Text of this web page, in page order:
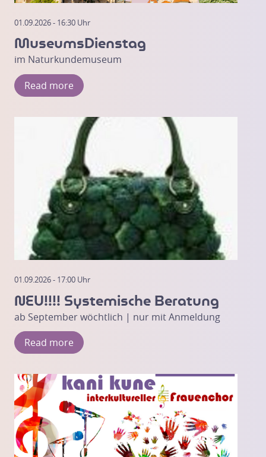
01.09.2026 - 16:30 Uhr
MuseumsDienstag
im Naturkundemuseum
Read more
01.09.2026 - 17:00 Uhr
NEU!!!! Systemische Beratung
ab September wöchtlich | nur mit Anmeldung
Read more